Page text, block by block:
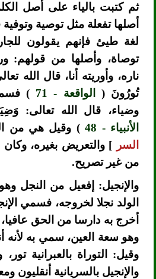
ثم كتبت بالياء على أصل
أصلها تفعلة مثل توصية
لغة طيئ فإنهم يقولون
توصاة، وأصلها من قولهم:
ناره، وأوريته أنا، قال الله
تُورُونَ ( الواقعة - 71
)
وضياء، قال الله تعالى:
الأنبياء - 48
) وقيل هي من
السر ] والتعريض بغيره، وكان
من غير تصريح.
والإنجيل: إفعيل من النجل
الولد نجلا لخروجه، فسمي
أخرج به دارسا من الحق
وهو سعة العين، سمي به لأنه
وقيل: التوراة بالعبرانية
والإنجيل بالسريانية أنقليون